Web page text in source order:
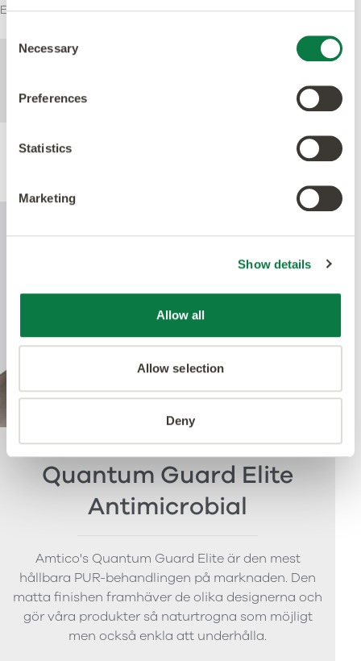
Selection
Necessary
Preferences
Statistics
Marketing
Show details
Allow all
Allow selection
Deny
Equipment Directive and IMO SOLAS.
För mer teknisk information om denna
Quantum Guard Elite
Antimicrobial
Amtico's Quantum Guard Elite är den mest
hållbara PUR-behandlingen på marknaden. Den
matta finishen framhäver de olika designerna och
gör våra produkter så naturtrogna som möjligt
men också enkla att underhålla.